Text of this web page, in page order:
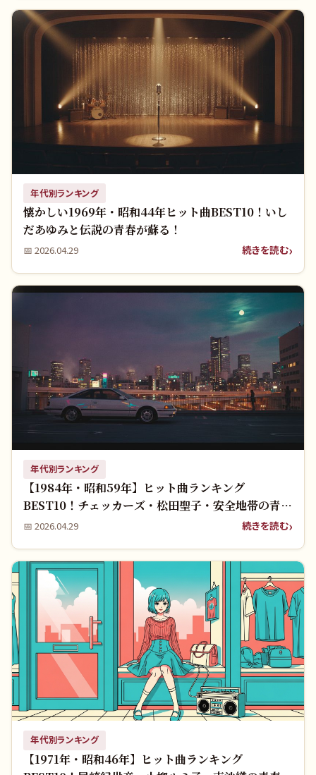
年代別ランキング
懐かしい1969年・昭和44年ヒット曲BEST10！いし
だあゆみと伝説の青春が蘇る！
📅 2026.04.29 続きを読む
年代別ランキング
【1984年・昭和59年】ヒット曲ランキング
BEST10！チェッカーズ・松田聖子・安全地帯の青春
名曲を振り返る
📅 2026.04.29 続きを読む
年代別ランキング
【1971年・昭和46年】ヒット曲ランキング